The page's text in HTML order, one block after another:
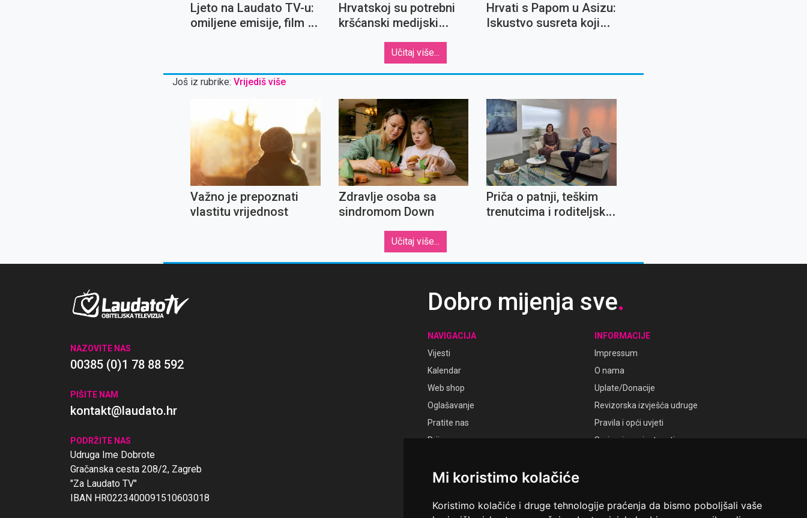
Mi koristimo kolačiće
Koristimo kolačiće i druge tehnologije praćenja da bismo poboljšali vaše
Ljeto na Laudato TV-u:
omiljene emisije, film o
Hrvatskoj su potrebni
kršćanski medijski
Hrvati s Papom u Asizu:
Iskustvo susreta koji
Učitaj više...
Još iz rubrike: Vrijediš više
Važno je prepoznati
vlastitu vrijednost
Zdravlje osoba sa
sindromom Down
Priča o patnji, teškim
trenutcima i roditeljskoj
Učitaj više...
NAZOVITE NAS
00385 (0)1 78 88 592
PIŠITE NAM
kontakt@laudato.hr
PODRŽITE NAS
Udruga Ime Dobrote
Gračanska cesta 208/2, Zagreb
"Za Laudato TV"
IBAN HR0223400091510603018
Dobro mijenja sve.
NAVIGACIJA
Vijesti
Kalendar
Web shop
Oglašavanje
Pratite nas
Prijava
INFORMACIJE
Impressum
O nama
Uplate/Donacije
Revizorska izvješća udruge
Pravila i opći uvjeti
Smjernice privatnosti